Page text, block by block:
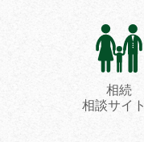
相続
相談サイト